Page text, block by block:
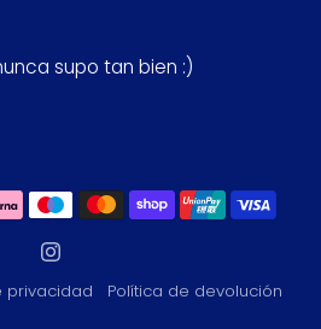
supo tan bien :)
privacidad Política de devolución